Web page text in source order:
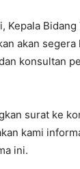
Kepala Bidang
akan
konsultan
surat ke
kami
ini.